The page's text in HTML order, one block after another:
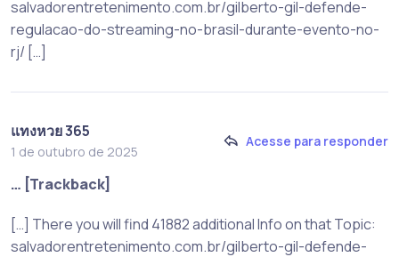
salvadorentretenimento.com.br/gilberto-gil-defende-
regulacao-do-streaming-no-brasil-durante-evento-no-
rj/ […]
แทงหวย 365
1 de outubro de 2025
Acesse para responder
… [Trackback]
[…] There you will find 41882 additional Info on that Topic:
salvadorentretenimento.com.br/gilberto-gil-defende-